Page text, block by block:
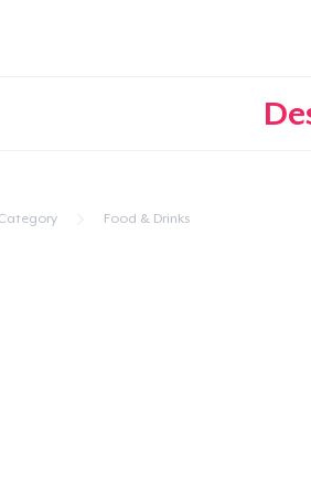
Food & Drinks